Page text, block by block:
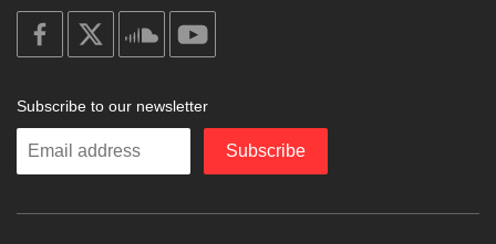
on
facebook
soundcloud
Subscribe to our newsletter
Enter
Subscribe